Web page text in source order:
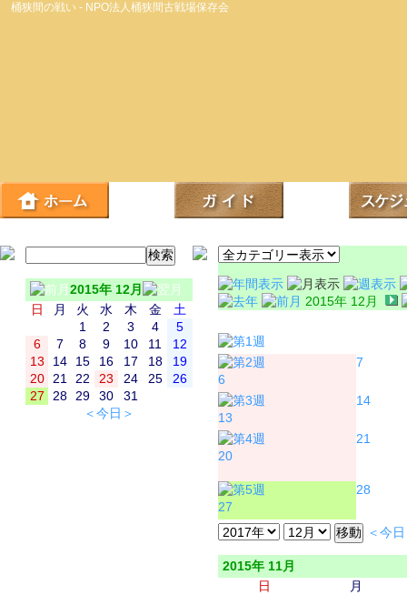
桶狭間の戦い - NPO法人桶狭間古戦場保存会
2015年 12月
日
月 火 水 木 金
土
1
2 3 4
5
6
7 8 9 10 11
12
13
14 15 16 17 18
19
20
21 22 23 24 25
26
27
28 29 30
31
＜今日＞
2015年 12月
6
7
13
14
20
21
27
28
＜今
2015年 11月
日
月